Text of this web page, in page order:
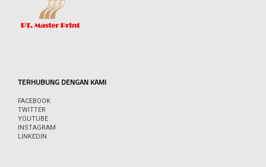
TERHUBUNG DENGAN KAMI
FACEBOOK
TWITTER
YOUTUBE
INSTAGRAM
LINKEDIN